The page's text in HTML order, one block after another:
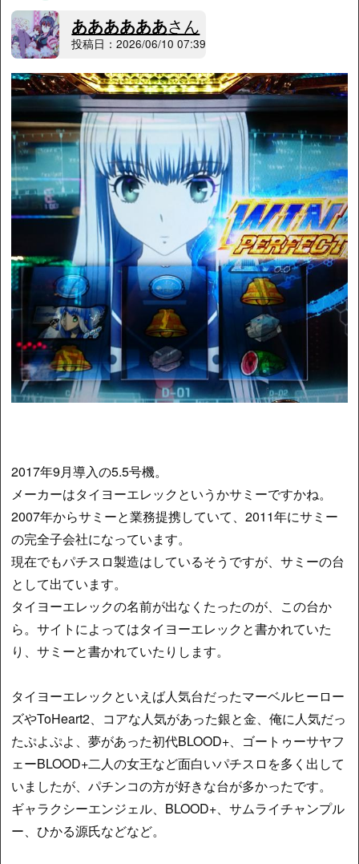
ああああああさん
投稿日：2026/06/10 07:39
2017年9月導入の5.5号機。
メーカーはタイヨーエレックというかサミーですかね。
2007年からサミーと業務提携していて、2011年にサミー
の完全子会社になっています。
現在でもパチスロ製造はしているそうですが、サミーの台
として出ています。
タイヨーエレックの名前が出なくたったのが、この台か
ら。サイトによってはタイヨーエレックと書かれていた
り、サミーと書かれていたりします。
タイヨーエレックといえば人気台だったマーベルヒーロー
ズやToHeart2、コアな人気があった銀と金、俺に人気だっ
たぷよぷよ、夢があった初代BLOOD+、ゴートゥーサヤフ
ェーBLOOD+二人の女王など面白いパチスロを多く出して
いましたが、パチンコの方が好きな台が多かったです。
ギャラクシーエンジェル、BLOOD+、サムライチャンプル
ー、ひかる源氏などなど。